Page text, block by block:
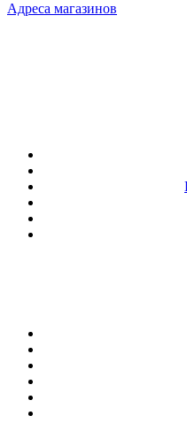
Адреса магазинов